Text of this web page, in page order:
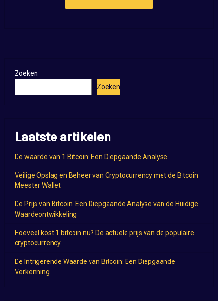
Zoeken
Zoeken
Laatste artikelen
De waarde van 1 Bitcoin: Een Diepgaande Analyse
Veilige Opslag en Beheer van Cryptocurrency met de Bitcoin
Meester Wallet
De Prijs van Bitcoin: Een Diepgaande Analyse van de Huidige
Waardeontwikkeling
Hoeveel kost 1 bitcoin nu? De actuele prijs van de populaire
cryptocurrency
De Intrigerende Waarde van Bitcoin: Een Diepgaande
Verkenning